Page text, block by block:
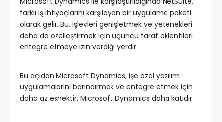
farklı iş ihtiyaçlarını karşılayan bir uygulama paketi
olarak gelir. Bu, işlevleri genişletmek ve yetenekleri
daha da özelleştirmek için üçüncü taraf eklentileri
entegre etmeye izin verdiği yerdir.
Bu açıdan Microsoft Dynamics, işe özel yazılım
uygulamalarını barındırmak ve entegre etmek için
daha az esnektir. Microsoft Dynamics daha katıdır.